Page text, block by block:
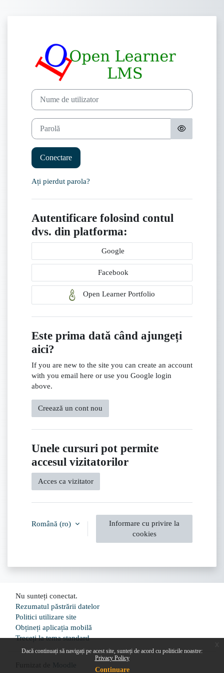
Dacă continuați să navigați pe acest site, sunteți de acord cu politicile noastre:
Privacy Policy
Continuare
Conectați-vă la
Treci peste crearea unui cont nou
Nume de utilizator
Parolă
Conectare
Ați pierdut parola?
Autentificare folosind contul
dvs. din platforma:
Google
Facebook
Open Learner Portfolio
Este prima dată când ajungeți
aici?
If you are new to the site you can create an account
with you email here or use you Google login
above.
Creează un cont nou
Unele cursuri pot permite
accesul vizitatorilor
Acces ca vizitator
Română ‎(ro)‎
Informare cu privire la
cookies
Nu sunteți conectat.
Rezumatul păstrării datelor
Politici utilizare site
Obțineți aplicația mobilă
Treceți la tema standard
Moodle